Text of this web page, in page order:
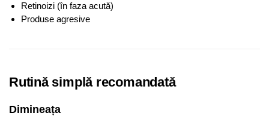
Retinoizi (în faza acută)
Produse agresive
Rutină simplă recomandată
Dimineața